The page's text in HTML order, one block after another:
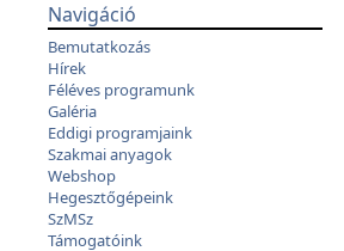
Navigáció
Bemutatkozás
Hírek
Féléves programunk
Galéria
Eddigi programjaink
Szakmai anyagok
Webshop
Hegesztőgépeink
SzMSz
Támogatóink